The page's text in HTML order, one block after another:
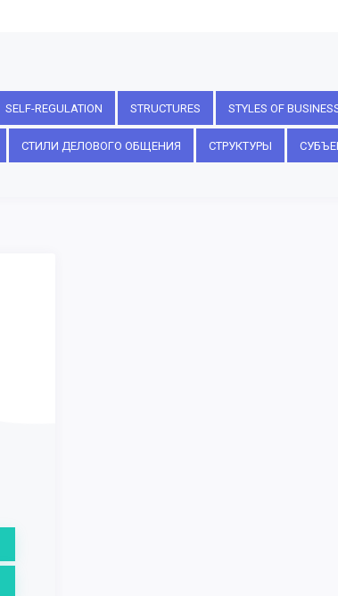
SELF-REGULATION STRUCTURES STYLES OF
СТИЛИ ДЕЛОВОГО ОБЩЕНИЯ СТРУКТУРЫ